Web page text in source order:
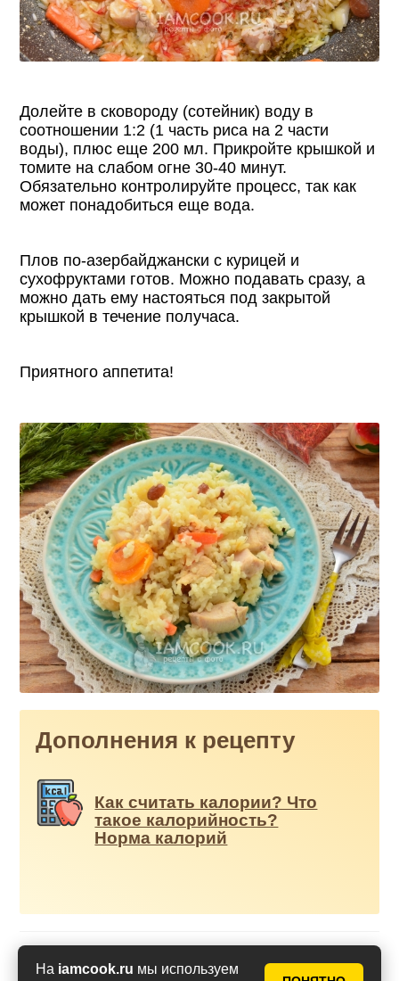
На iamcook.ru мы используем
Долейте в сковороду (сотейник) воду в
соотношении 1:2 (1 часть риса на 2 части
воды), плюс еще 200 мл. Прикройте крышкой и
томите на слабом огне 30-40 минут.
Обязательно контролируйте процесс, так как
может понадобиться еще вода.
Плов по-азербайджански с курицей и
сухофруктами готов. Можно подавать сразу, а
можно дать ему настояться под закрытой
крышкой в течение получаса.
Приятного аппетита!
Дополнения к рецепту
Как считать калории? Что
такое калорийность?
Норма калорий